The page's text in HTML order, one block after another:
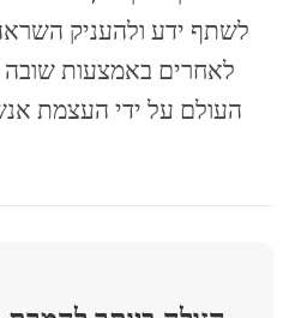
לשתף ידע ולהעניק
לאחרים באמצעות שובה
העולם על ידי העצמת